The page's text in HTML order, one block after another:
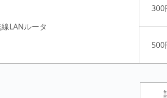
LANルータ
300
500